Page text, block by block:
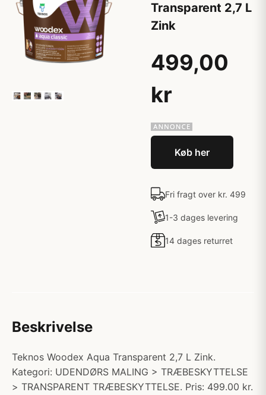
Transparent 2,7 L
Zink
499,00
kr
Køb her
Fri fragt over kr. 499
1-3 dages levering
14 dages returret
Beskrivelse
Teknos Woodex Aqua Transparent 2,7 L Zink.
Kategori: UDENDØRS MALING > TRÆBESKYTTELSE
> TRANSPARENT TRÆBESKYTTELSE. Pris: 499.00 kr.